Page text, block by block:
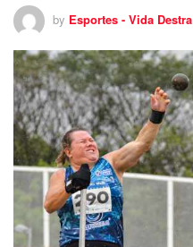
by Esportes - Vida Destra